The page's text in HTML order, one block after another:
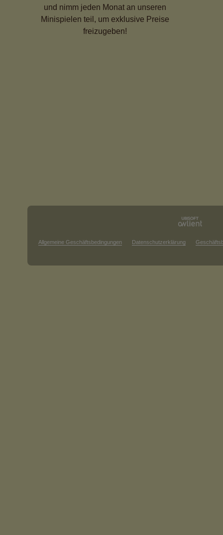
und nimm jeden Monat an unseren
Minispielen teil, um exklusive Preise
freizugeben!
Allgemeine Geschäftsbedingungen Datenschutzerklärung